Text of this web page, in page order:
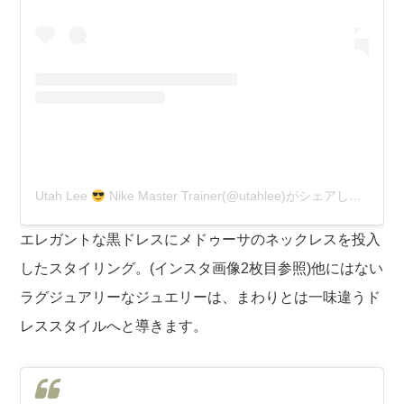
Utah Lee Nike Master Trainer(@utahlee)がシェアした投稿
エレガントな黒ドレスにメドゥーサのネックレスを投入
したスタイリング。(インスタ画像2枚目参照)他にはない
ラグジュアリーなジュエリーは、まわりとは一味違うド
レススタイルへと導きます。